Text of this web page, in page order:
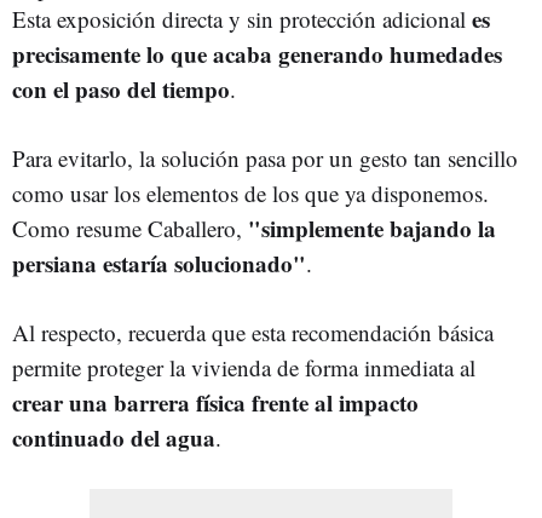
Esta exposición directa y sin protección adicional es
precisamente lo que acaba generando humedades
con el paso del tiempo.
Para evitarlo, la solución pasa por un gesto tan sencillo
como usar los elementos de los que ya disponemos.
Como resume Caballero, "simplemente bajando la
persiana estaría solucionado".
Al respecto, recuerda que esta recomendación básica
permite proteger la vivienda de forma inmediata al
crear una barrera física frente al impacto
continuado del agua.